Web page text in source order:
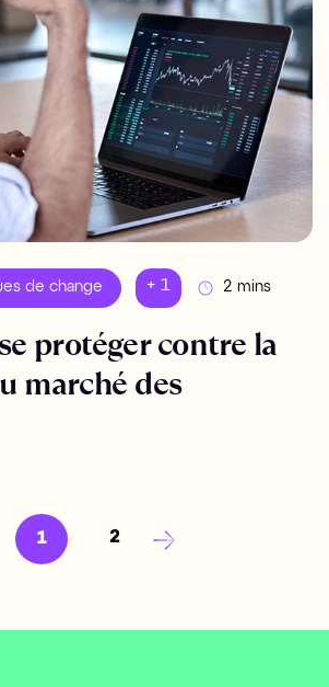
de change + 1 2 mins
protéger contre la
marché des
1 2